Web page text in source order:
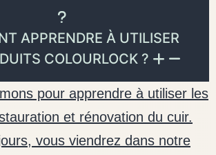
APPRENDRE À UTILISER
COLOURLOCK ?
pour apprendre à utiliser les
et rénovation du cuir.
vous viendrez dans notre